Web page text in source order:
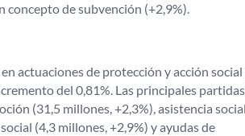
concepto de subvención (+2,9%).
actuaciones de protección y acción
del 0,81%. Las principales
(31,5 millones, +2,3%), asistencia social
(4,3 millones, +2,9%) y ayudas de